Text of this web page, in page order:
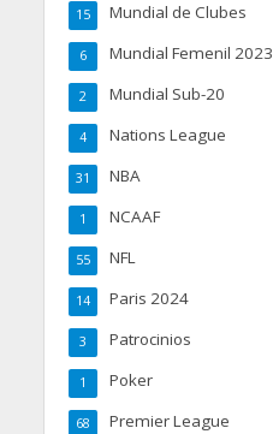
Mundial de Clubes
15
Mundial Femenil 2023
6
Mundial Sub-20
2
Nations League
4
NBA
31
NCAAF
1
NFL
55
Paris 2024
14
Patrocinios
3
Poker
1
Premier League
68